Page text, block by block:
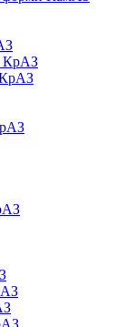
КрАЗ
КрАЗ